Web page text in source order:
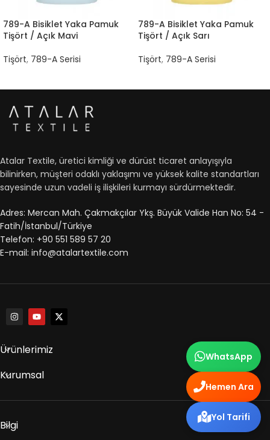
789-A Bisiklet Yaka Pamuk
Tişört / Açık Mavi
Tişört, 789-A Serisi
789-A Bisiklet Yaka Pamuk
Tişört / Açık Sarı
Tişört, 789-A Serisi
Atalar Textile, üretici kimliği ve dürüst ticaret anlayışıyla
bilinirken, müşteri odaklı yaklaşımı ve yüksek kalite standartları
sayesinde uzun vadeli iş ilişkileri kurmayı sürdürmektedir.
Adres: Mercan Mah. Çakmakçılar Ykş. Büyük Valide Han No: 54 -
Fatih/İstanbul/Türkiye
Telefon: +90 551 589 57 20
E-mail: info@atalartextile.com
Ürünlerimiz
Kurumsal
Bilgi
WhatsApp
Hemen Ara
Yol Tarifi